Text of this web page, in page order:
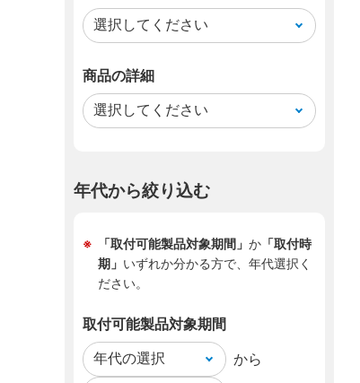
商品の詳細
年代から絞り込む
「取付可能製品対象期間」 か「取付時
期」 いずれか分かる方で、年代選択く
ださい。
取付可能製品対象期間
から